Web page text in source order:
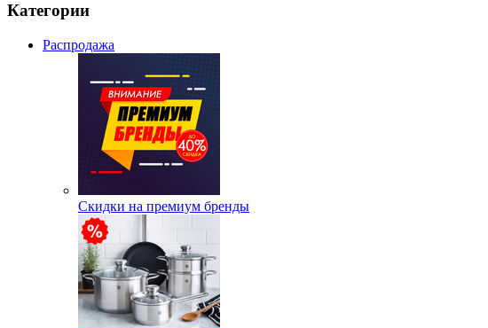
Категории
Распродажа
Скидки на премиум бренды